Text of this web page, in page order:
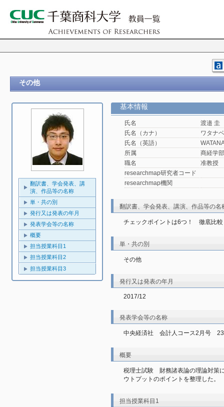
その他
翻訳書、学会発表、講
演、作品等の名称
単・共の別
発行又は発表の年月
発表学会等の名称
概要
担当授業科目1
担当授業科目2
担当授業科目3
基本情報
氏名
渡邉 圭
氏名（カナ）
ワタナ
氏名（英語）
所属
商経学部
職名
准教授
researchmap研究者コード
researchmap機関
翻訳書、学会発表、講演、作品等の名
チェックポイントは6つ！　徹底比
単・共の別
その他
発行又は発表の年月
2017/12
発表学会等の名称
中央経済社　会計人コース2月号　
概要
税理士試験　財務諸表論の理論対策
ウトプットのポイントを整理した。
担当授業科目1